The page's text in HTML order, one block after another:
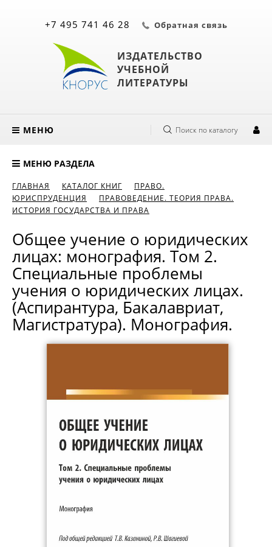
ИЗДАТЕЛЬСТВО
УЧЕБНОЙ
ЛИТЕРАТУРЫ
+7 495 741 46 28 Обратная связь
МЕНЮ Поиск по каталогу
МЕНЮ РАЗДЕЛА
ГЛАВНАЯ КАТАЛОГ КНИГ
ПРАВО.
ЮРИСПРУДЕНЦИЯ
ПРАВОВЕДЕНИЕ. ТЕОРИЯ ПРАВА.
ИСТОРИЯ ГОСУДАРСТВА И ПРАВА
Общее учение о юридических
лицах: монография. Том 2.
Специальные проблемы
учения о юридических лицах.
(Аспирантура, Бакалавриат,
Магистратура). Монография.